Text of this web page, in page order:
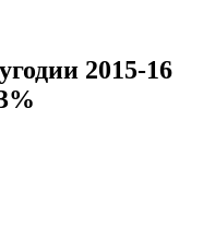
2015-16